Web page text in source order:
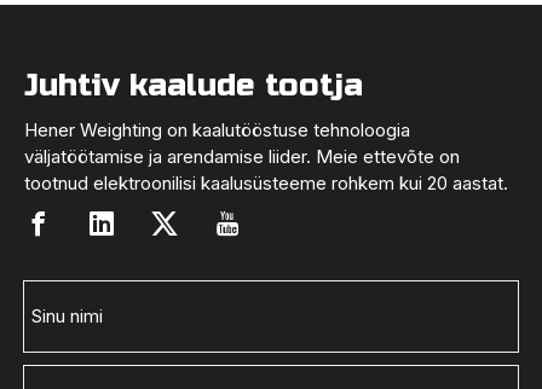
Juhtiv kaalude tootja
Hener Weighting on kaalutööstuse tehnoloogia
väljatöötamise ja arendamise liider. Meie ettevõte on
tootnud elektroonilisi kaalusüsteeme rohkem kui 20 aastat.